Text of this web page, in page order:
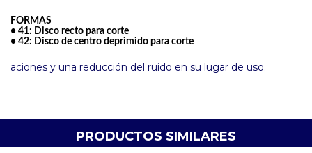
FORMAS
• 41: Disco recto para corte
• 42: Disco de centro deprimido para corte
aciones y una reducción del ruido en su lugar de uso.
PRODUCTOS SIMILARES